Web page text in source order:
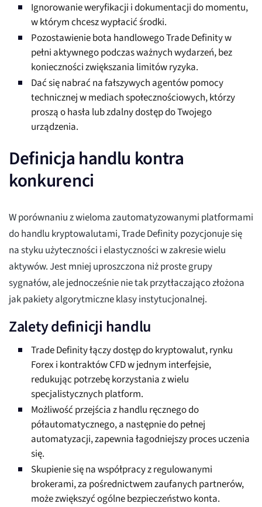
Ignorowanie weryfikacji i dokumentacji do momentu,
w którym chcesz wypłacić środki.
Pozostawienie bota handlowego Trade Definity w
pełni aktywnego podczas ważnych wydarzeń, bez
konieczności zwiększania limitów ryzyka.
Dać się nabrać na fałszywych agentów pomocy
technicznej w mediach społecznościowych, którzy
proszą o hasła lub zdalny dostęp do Twojego
urządzenia.
Definicja handlu kontra
konkurenci
W porównaniu z wieloma zautomatyzowanymi platformami
do handlu kryptowalutami, Trade Definity pozycjonuje się
na styku użyteczności i elastyczności w zakresie wielu
aktywów. Jest mniej uproszczona niż proste grupy
sygnałów, ale jednocześnie nie tak przytłaczająco złożona
jak pakiety algorytmiczne klasy instytucjonalnej.
Zalety definicji handlu
Trade Definity łączy dostęp do kryptowalut, rynku
Forex i kontraktów CFD w jednym interfejsie,
redukując potrzebę korzystania z wielu
specjalistycznych platform.
Możliwość przejścia z handlu ręcznego do
półautomatycznego, a następnie do pełnej
automatyzacji, zapewnia łagodniejszy proces uczenia
się.
Skupienie się na współpracy z regulowanymi
brokerami, za pośrednictwem zaufanych partnerów,
może zwiększyć ogólne bezpieczeństwo konta.